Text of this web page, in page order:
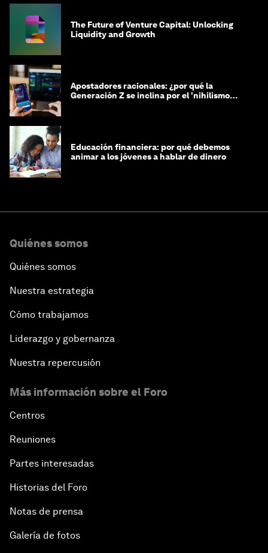
The Future of Venture Capital: Unlocking
Liquidity and Growth
Apostadores racionales: ¿por qué la
Generación Z se inclina por el 'nihilismo
Educación financiera: por qué debemos
animar a los jóvenes a hablar de dinero
Quiénes somos
Quiénes somos
Nuestra estrategia
Cómo trabajamos
Liderazgo y gobernanza
Nuestra repercusión
Más información sobre el Foro
Centros
Reuniones
Partes interesadas
Historias del Foro
Notas de prensa
Galería de fotos